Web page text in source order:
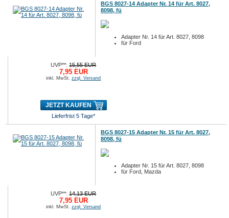
BGS 8027-14 Adapter Nr. 14 für Art. 8027,
8098, fü
Adapter Nr. 14 für Art. 8027, 8098
für Ford
UVP**:15,55 EUR
7,95 EUR
inkl. MwSt.zzgl. Versand
JETZT KAUFEN
Lieferfrist 5 Tage*
BGS 8027-15 Adapter Nr. 15 für Art. 8027,
8098, fü
Adapter Nr. 15 für Art. 8027, 8098
für Ford, Mazda
UVP**:14,13 EUR
7,95 EUR
inkl. MwSt.zzgl. Versand